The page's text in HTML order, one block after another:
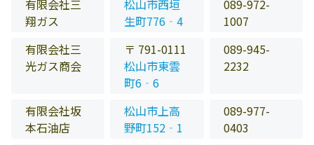
有限会社三
翔ガス
松山市西垣
生町776‐4
089-972-
1007
有限会社三
光ガス商会
〒 791-0111
松山市東雲
町6‐6
089-945-
2232
有限会社坂
本石油店
松山市上高
野町152‐1
089-977-
0403